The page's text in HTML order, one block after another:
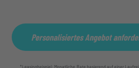
Personalisiertes Angebot
*Leasingbeispiel: Monatliche Rate basierend auf einer